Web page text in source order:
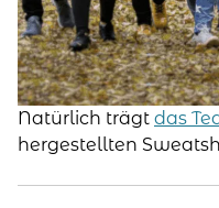
Natürlich trägt das
hergestellten